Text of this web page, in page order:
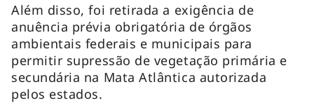
Além disso, foi retirada a exigência de
anuência prévia obrigatória de órgãos
ambientais federais e municipais para
permitir supressão de vegetação primária e
secundária na Mata Atlântica autorizada
pelos estados.